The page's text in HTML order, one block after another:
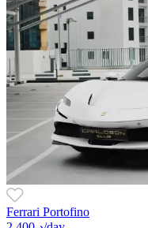
Ferrari Portofino